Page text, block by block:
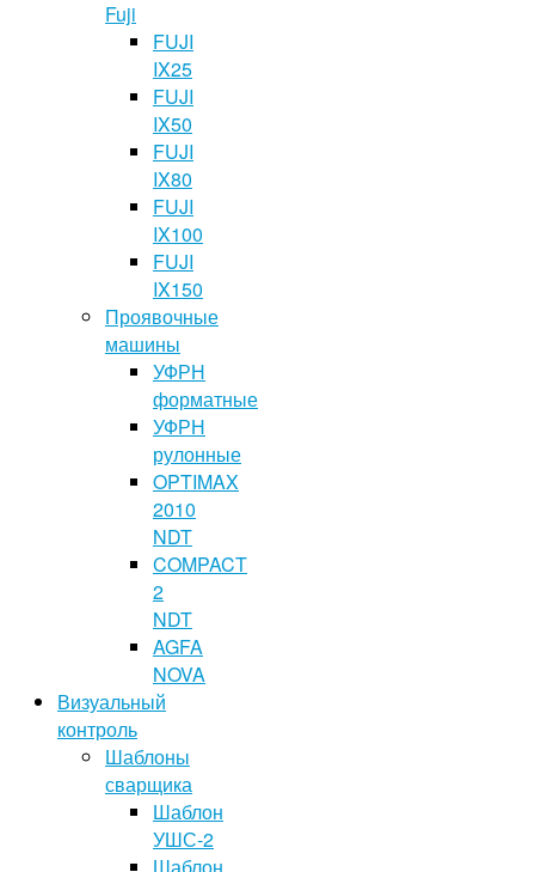
Fuji
FUJI
IX25
FUJI
IX50
FUJI
IX80
FUJI
IX100
FUJI
IX150
Проявочные
машины
УФРН
форматные
УФРН
рулонные
OPTIMAX
2010
NDT
COMPACT
2
NDT
AGFA
NOVA
Визуальный
контроль
Шаблоны
сварщика
Шаблон
УШС-2